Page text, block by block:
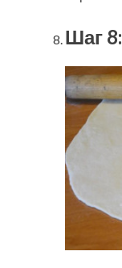
Шаг 8: